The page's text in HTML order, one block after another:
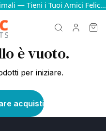
-20 % su Tutti i Prodotti per Animali — Tieni i Tuoi Amici Felici e in Salute
è vuoto.
per iniziare.
acquisti